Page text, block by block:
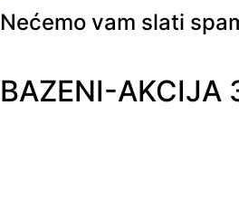
Nećemo vam slati
BAZENI-AKCIJA